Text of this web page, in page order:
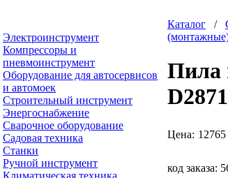
Электроинструмент
Компрессоры и
пневмоинструмент
Оборудование для автосервисов
и автомоек
Строительный инструмент
Энергоснабжение
Сварочное оборудование
Садовая техника
Станки
Ручной инструмент
Климатическая техника
Каталог /
Пила
Цена: 12765
код заказа: